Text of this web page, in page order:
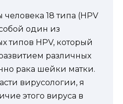
18 типа (HPV
один из
типов HPV, который
различных
рака шейки матки.
вирусологии, я
этого вируса в